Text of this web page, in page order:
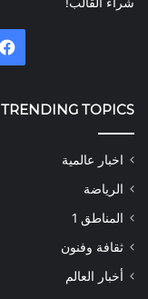
شراء القالب!
TRENDING TOPICS
اخبار عالمية
الرياضة
المناطق 1
ثقافة وفنون
أخبار العالم